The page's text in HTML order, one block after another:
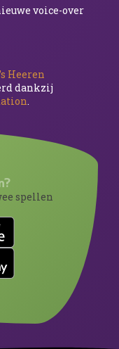
voice-over
’s Heeren
dankzij
.
spellen